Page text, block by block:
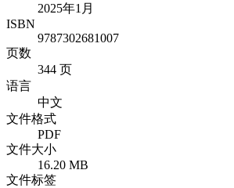
2025年1月
ISBN
9787302681007
页数
344 页
语言
中文
文件格式
PDF
文件大小
16.20 MB
文件标签